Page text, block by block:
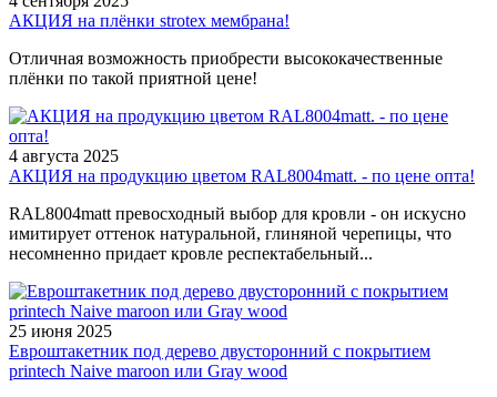
АКЦИЯ на плёнки strotex мембрана!
Отличная возможность приобрести высококачественные
плёнки по такой приятной цене!
4 августа 2025
АКЦИЯ на продукцию цветом RAL8004matt. - по цене опта!
RAL8004matt превосходный выбор для кровли - он искусно
имитирует оттенок натуральной, глиняной черепицы, что
несомненно придает кровле респектабельный...
25 июня 2025
Евроштакетник под дерево двусторонний с покрытием
printech Naive maroon или Gray wood